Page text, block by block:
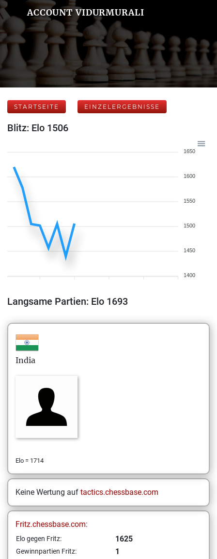
ACCOUNT VIDURMURALI
STARTSEITE EINZELERGEBNISSE
Blitz: Elo 1506
1650
1600
1550
1500
1450
1400
Langsame Partien: Elo 1693
India
Elo = 1714
Keine Wertung auf tactics.chessbase.com
Fritz.chessbase.com:
Elo gegen Fritz: 1625
Gewinnpartien Fritz: 1